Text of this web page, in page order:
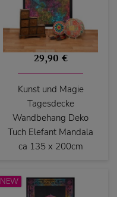
29,90 €
Kunst und Magie
Tagesdecke
Wandbehang Deko
Tuch Elefant Mandala
ca 135 x 200cm
NEW